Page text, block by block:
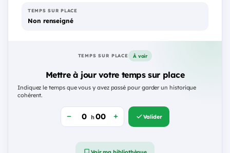
TEMPS SUR PLACE
Non renseigné
TEMPS SUR PLACE À voir
Mettre à jour votre temps sur place
Indiquez le temps que vous y avez passé pour garder un historique
cohérent.
h Valider